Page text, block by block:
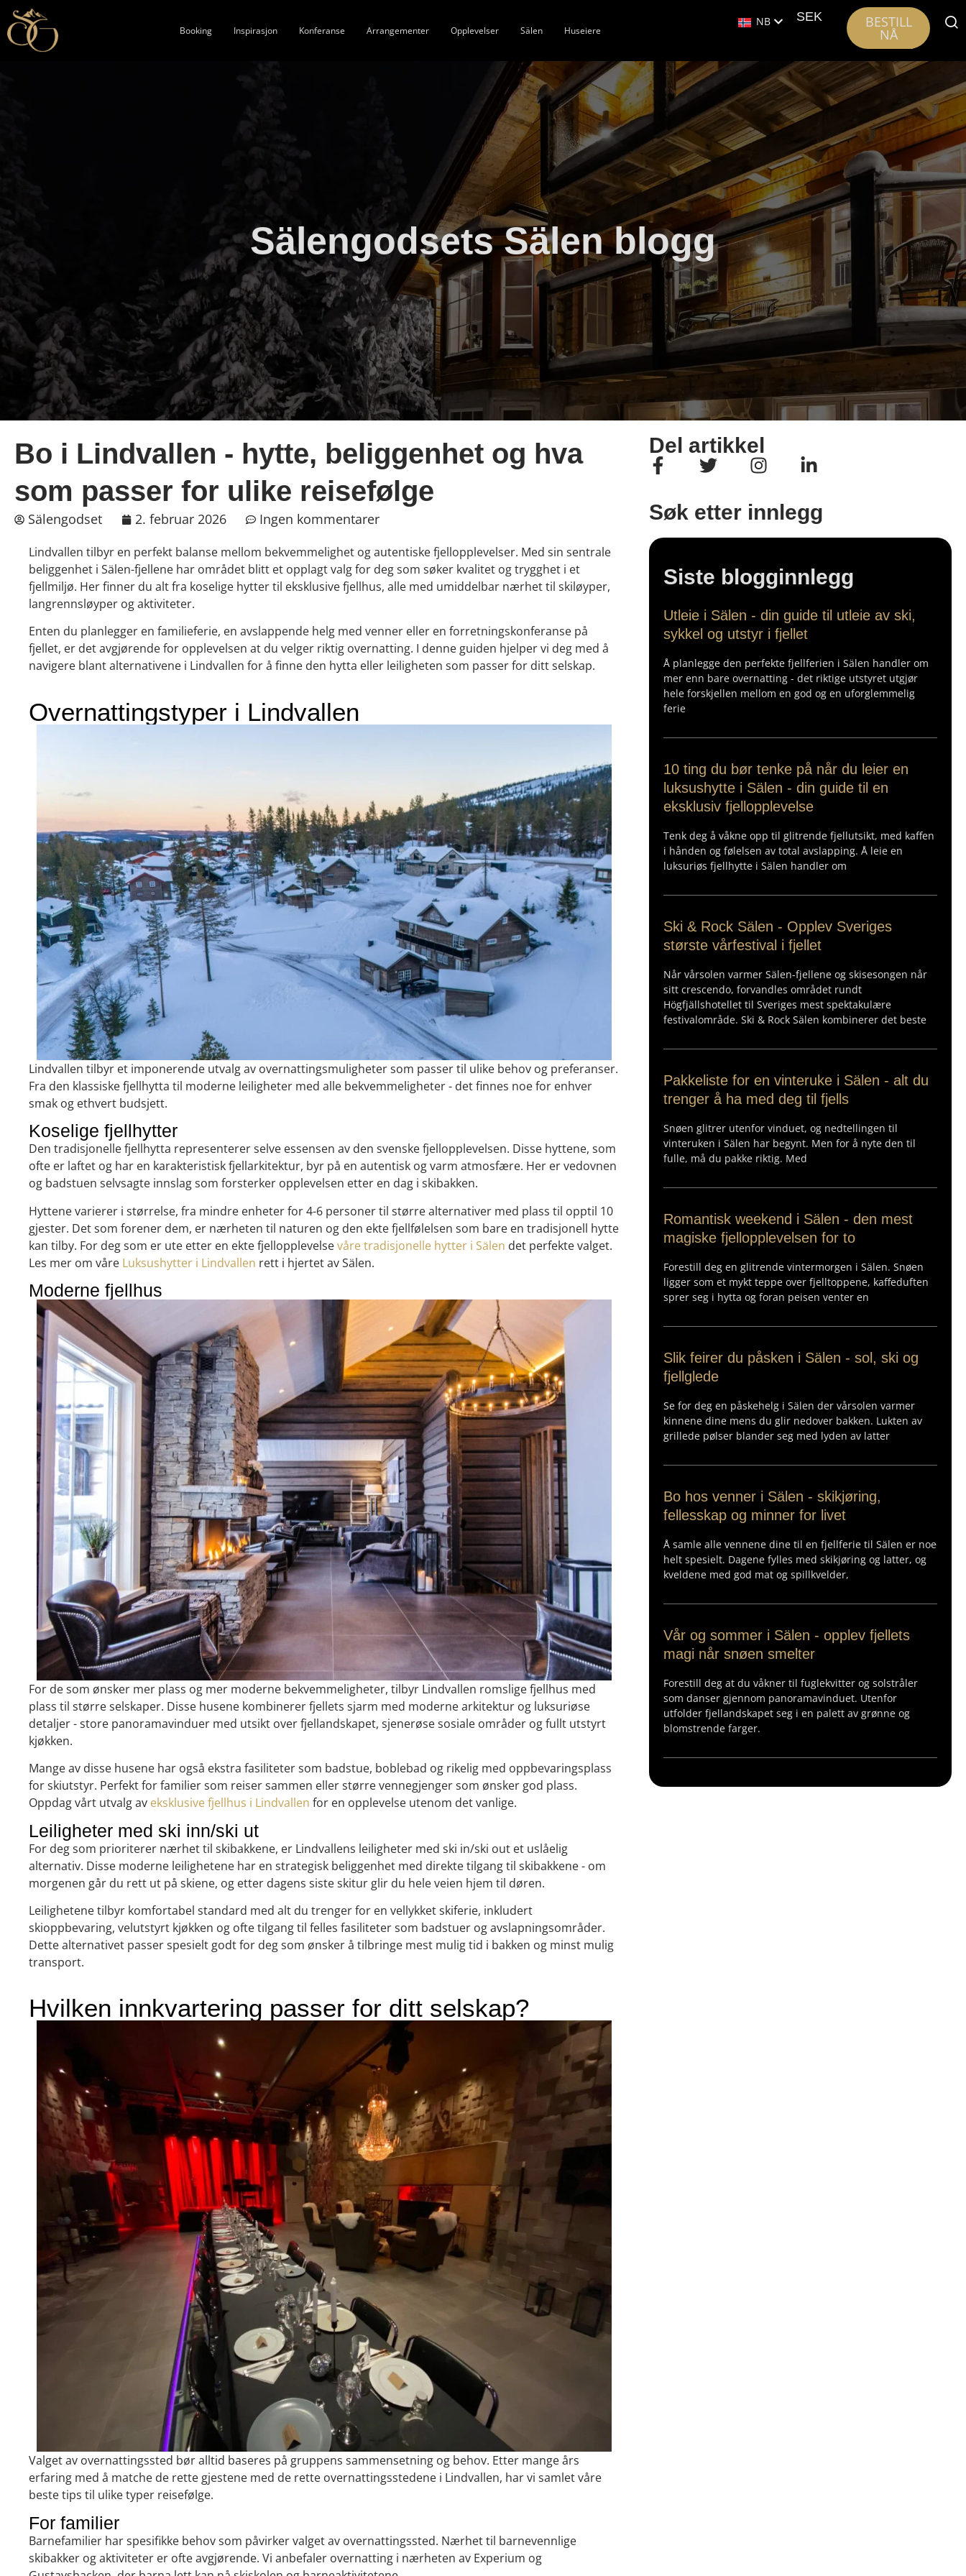
Booking Inspirasjon Konferanse Arrangementer Opplevelser Sälen Huseiere
NB SEK BESTILL
NÅ
Sälengodsets Sälen blogg
Bo i Lindvallen - hytte, beliggenhet og hva
som passer for ulike reisefølge
Sälengodset 2. februar 2026 Ingen kommentarer
Lindvallen tilbyr en perfekt balanse mellom bekvemmelighet og autentiske fjellopplevelser. Med sin sentrale
beliggenhet i Sälen-fjellene har området blitt et opplagt valg for deg som søker kvalitet og trygghet i et
fjellmiljø. Her finner du alt fra koselige hytter til eksklusive fjellhus, alle med umiddelbar nærhet til skiløyper,
langrennsløyper og aktiviteter.
Enten du planlegger en familieferie, en avslappende helg med venner eller en forretningskonferanse på
fjellet, er det avgjørende for opplevelsen at du velger riktig overnatting. I denne guiden hjelper vi deg med å
navigere blant alternativene i Lindvallen for å finne den hytta eller leiligheten som passer for ditt selskap.
Overnattingstyper i Lindvallen
Lindvallen tilbyr et imponerende utvalg av overnattingsmuligheter som passer til ulike behov og preferanser.
Fra den klassiske fjellhytta til moderne leiligheter med alle bekvemmeligheter - det finnes noe for enhver
smak og ethvert budsjett.
Koselige fjellhytter
Den tradisjonelle fjellhytta representerer selve essensen av den svenske fjellopplevelsen. Disse hyttene, som
ofte er laftet og har en karakteristisk fjellarkitektur, byr på en autentisk og varm atmosfære. Her er vedovnen
og badstuen selvsagte innslag som forsterker opplevelsen etter en dag i skibakken.
Hyttene varierer i størrelse, fra mindre enheter for 4-6 personer til større alternativer med plass til opptil 10
gjester. Det som forener dem, er nærheten til naturen og den ekte fjellfølelsen som bare en tradisjonell hytte
kan tilby. For deg som er ute etter en ekte fjellopplevelsevåre tradisjonelle hytter i Sälen det perfekte valget.
Les mer om våre Luksushytter i Lindvallen rett i hjertet av Sälen.
Moderne fjellhus
For de som ønsker mer plass og mer moderne bekvemmeligheter, tilbyr Lindvallen romslige fjellhus med
plass til større selskaper. Disse husene kombinerer fjellets sjarm med moderne arkitektur og luksuriøse
detaljer - store panoramavinduer med utsikt over fjellandskapet, sjenerøse sosiale områder og fullt utstyrt
kjøkken.
Mange av disse husene har også ekstra fasiliteter som badstue, boblebad og rikelig med oppbevaringsplass
for skiutstyr. Perfekt for familier som reiser sammen eller større vennegjenger som ønsker god plass.
Oppdag vårt utvalg av eksklusive fjellhus i Lindvallen for en opplevelse utenom det vanlige.
Leiligheter med ski inn/ski ut
For deg som prioriterer nærhet til skibakkene, er Lindvallens leiligheter med ski in/ski out et uslåelig
alternativ. Disse moderne leilighetene har en strategisk beliggenhet med direkte tilgang til skibakkene - om
morgenen går du rett ut på skiene, og etter dagens siste skitur glir du hele veien hjem til døren.
Leilighetene tilbyr komfortabel standard med alt du trenger for en vellykket skiferie, inkludert
skioppbevaring, velutstyrt kjøkken og ofte tilgang til felles fasiliteter som badstuer og avslapningsområder.
Dette alternativet passer spesielt godt for deg som ønsker å tilbringe mest mulig tid i bakken og minst mulig
transport.
Hvilken innkvartering passer for ditt selskap?
Valget av overnattingssted bør alltid baseres på gruppens sammensetning og behov. Etter mange års
erfaring med å matche de rette gjestene med de rette overnattingsstedene i Lindvallen, har vi samlet våre
beste tips til ulike typer reisefølge.
For familier
Barnefamilier har spesifikke behov som påvirker valget av overnattingssted. Nærhet til barnevennlige
skibakker og aktiviteter er ofte avgjørende. Vi anbefaler overnatting i nærheten av Experium og
Del artikkel
Søk etter innlegg
Siste blogginnlegg
Utleie i Sälen - din guide til utleie av ski,
sykkel og utstyr i fjellet
Å planlegge den perfekte fjellferien i Sälen handler om
mer enn bare overnatting - det riktige utstyret utgjør
hele forskjellen mellom en god og en uforglemmelig
ferie
10 ting du bør tenke på når du leier en
luksushytte i Sälen - din guide til en
eksklusiv fjellopplevelse
Tenk deg å våkne opp til glitrende fjellutsikt, med kaffen
i hånden og følelsen av total avslapping. Å leie en
luksuriøs fjellhytte i Sälen handler om
Ski & Rock Sälen - Opplev Sveriges
største vårfestival i fjellet
Når vårsolen varmer Sälen-fjellene og skisesongen når
sitt crescendo, forvandles området rundt
Högfjällshotellet til Sveriges mest spektakulære
festivalområde. Ski & Rock Sälen kombinerer det beste
Pakkeliste for en vinteruke i Sälen - alt du
trenger å ha med deg til fjells
Snøen glitrer utenfor vinduet, og nedtellingen til
vinteruken i Sälen har begynt. Men for å nyte den til
fulle, må du pakke riktig. Med
Romantisk weekend i Sälen - den mest
magiske fjellopplevelsen for to
Forestill deg en glitrende vintermorgen i Sälen. Snøen
ligger som et mykt teppe over fjelltoppene, kaffeduften
sprer seg i hytta og foran peisen venter en
Slik feirer du påsken i Sälen - sol, ski og
fjellglede
Se for deg en påskehelg i Sälen der vårsolen varmer
kinnene dine mens du glir nedover bakken. Lukten av
grillede pølser blander seg med lyden av latter
Bo hos venner i Sälen - skikjøring,
fellesskap og minner for livet
Å samle alle vennene dine til en fjellferie til Sälen er noe
helt spesielt. Dagene fylles med skikjøring og latter, og
kveldene med god mat og spillkvelder,
Vår og sommer i Sälen - opplev fjellets
magi når snøen smelter
Forestill deg at du våkner til fuglekvitter og solstråler
som danser gjennom panoramavinduet. Utenfor
utfolder fjellandskapet seg i en palett av grønne og
blomstrende farger.